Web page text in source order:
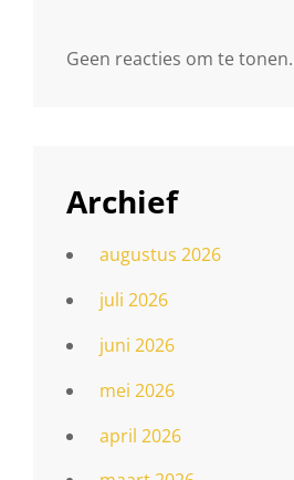
Geen reacties om te tonen.
Archief
augustus 2026
juli 2026
juni 2026
mei 2026
april 2026